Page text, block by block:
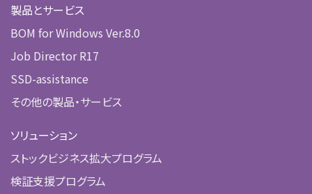
製品とサービス
BOM for Windows Ver.8.0
Job Director R17
SSD-assistance
その他の製品・サービス
ソリューション
ストックビジネス拡大プログラム
検証支援プログラム